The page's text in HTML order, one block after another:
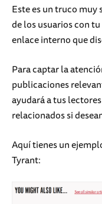
Este es un truco
de los usuarios con
enlace interno que
Para captar la
publicaciones
ayudará a tus
relacionados si
Aquí tienes un
Tyrant: